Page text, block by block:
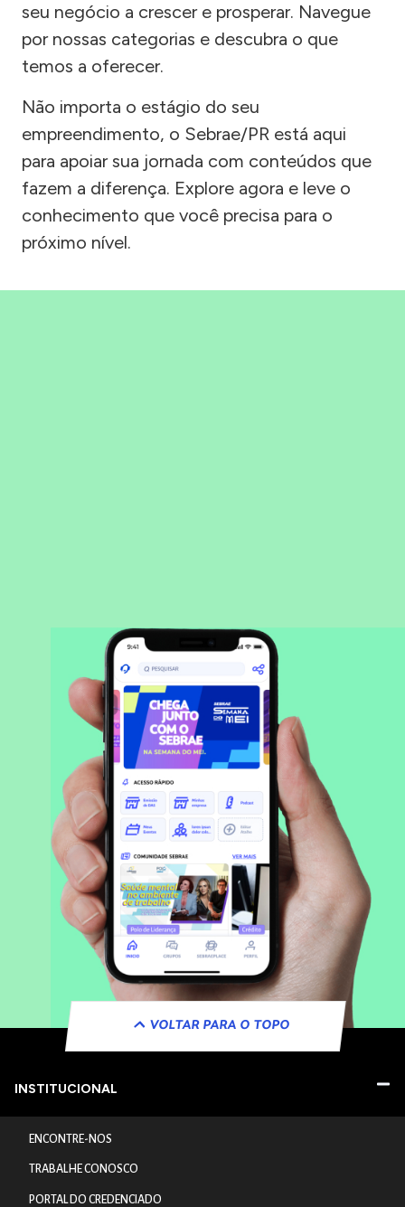
seu negócio a crescer e prosperar. Navegue
por nossas categorias e descubra o que
temos a oferecer.
Não importa o estágio do seu
empreendimento, o Sebrae/PR está aqui
para apoiar sua jornada com conteúdos que
fazem a diferença. Explore agora e leve o
conhecimento que você precisa para o
próximo nível.
VOLTAR PARA O TOPO
INSTITUCIONAL
ENCONTRE-NOS
TRABALHE CONOSCO
PORTAL DO CREDENCIADO